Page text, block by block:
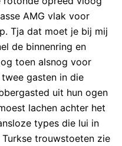
AMG vlak voor
Tja dat moet je bij mij
de binnenring en
toen alsnog voor
gasten in die
uit hun ogen
lachen achter het
types die lui in
trouwstoeten zie